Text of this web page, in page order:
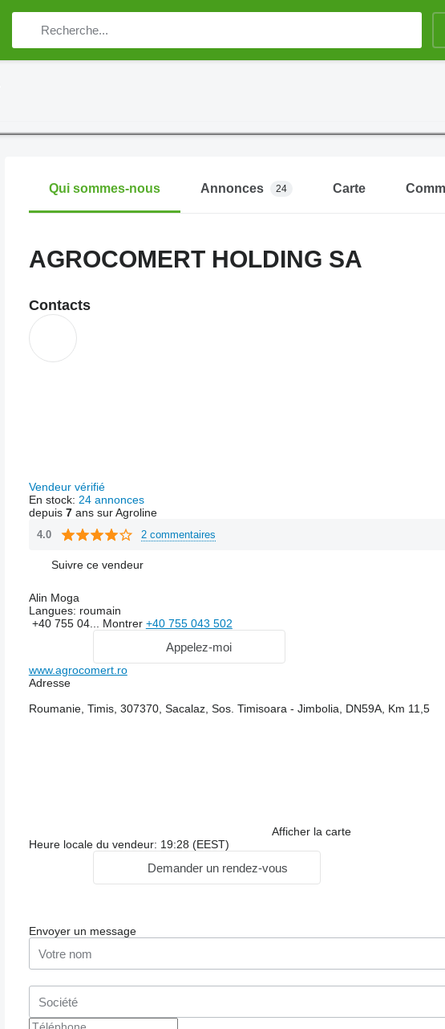
Qui sommes-nous Annonces 24 Carte
AGROCOMERT HOLDING SA
Contacts
Vendeur vérifié
En stock: 24 annonces
depuis 7ans sur Agroline
4.0 2 commentaires
Suivre ce vendeur
Alin Moga
Langues: roumain
+40 755 04... Montrer +40 755 043 502
Appelez-moi
www.agrocomert.ro
Adresse
Roumanie, Timis, 307370, Sacalaz, Sos. Timisoara - Jimbolia, DN59A, Km 11,5
Afficher la carte
Heure locale du vendeur: 19:28 (EEST)
Demander un rendez-vous
Envoyer un message